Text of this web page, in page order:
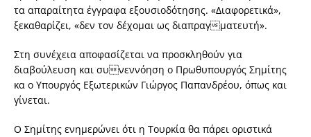
τα απαραίτητα έγγραφα εξουσιοδότησης. «Διαφορετικά»,
ξεκαθαρίζει, «δεν τον δέχομαι ως διαπραγματευτή».
Στη συνέχεια αποφασίζεται να προσκληθούν για
διαβούλευση και συνεννόηση ο Πρωθυπουργός Σημίτης
κα ο Υπουργός Εξωτερικών Γιώργος Παπανδρέου, όπως και
γίνεται.
Ο Σημίτης ενημερώνει ότι η Τουρκία θα πάρει οριστικά